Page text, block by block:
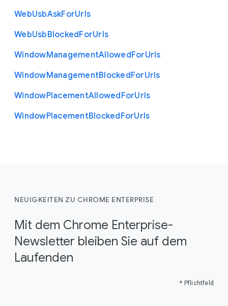
WebUsbAskForUrls
WebUsbBlockedForUrls
WindowManagementAllowedForUrls
WindowManagementBlockedForUrls
WindowPlacementAllowedForUrls
WindowPlacementBlockedForUrls
NEUIGKEITEN ZU CHROME ENTERPRISE
Mit dem Chrome Enterprise-
Newsletter bleiben Sie auf dem
Laufenden
* Pflichtfeld